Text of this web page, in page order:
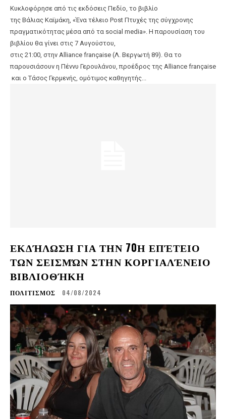
Κυκλοφόρησε από τις εκδόσεις Πεδίο, το βιβλίο
της Βάλιας Καϊμάκη, «Ένα τέλειο Post Πτυχές της σύγχρονης
πραγματικότητας μέσα από τα social media». Η παρουσίαση του
βιβλίου θα γίνει στις 7 Αυγούστου,
στις 21:00, στην Alliance française (Λ. Βεργωτή 89). Θα το
παρουσιάσουν η Πέννυ Γερουλάνου, προέδρος της Alliance française
και ο Τάσος Γερμενής, ομότιμος καθηγητής...
ΕΚΔΉΛΩΣΗ ΓΙΑ ΤΗΝ 70Η ΕΠΈΤΕΙΟ
ΤΩΝ ΣΕΙΣΜΏΝ ΣΤΗΝ ΚΟΡΓΙΑΛΈΝΕΙΟ
ΒΙΒΛΙΟΘΉΚΗ
ΠΟΛΙΤΙΣΜΟΣ 04/08/2024